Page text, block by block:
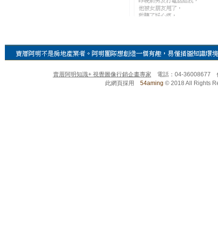
賣厝阿明知識+ 視覺圖像行銷企畫專家 電話：04-36008677
此網頁採用 54aming © 2018 All Rights